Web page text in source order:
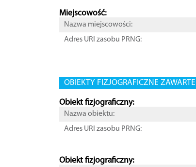
Miejscowość:
Nazwa miejscowości:
Adres URI zasobu PRNG:
OBIEKTY FIZJOGRAFICZNE
Obiekt fizjograficzny:
Nazwa obiektu:
Adres URI zasobu PRNG:
Obiekt fizjograficzny: